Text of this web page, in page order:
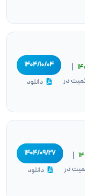
در
۱۴۰۴/۱۰/۰۴
دانلود
در
۱۴۰۴/۰۹/۲۷
دانلود